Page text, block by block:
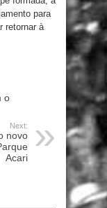
para
retornar à
o
Next:
novo
Acari